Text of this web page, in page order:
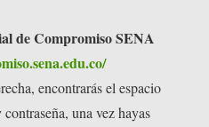
de Compromiso SENA
encontrarás el espacio
una vez hayas